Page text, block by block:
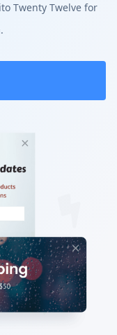
Twenty Twelve for